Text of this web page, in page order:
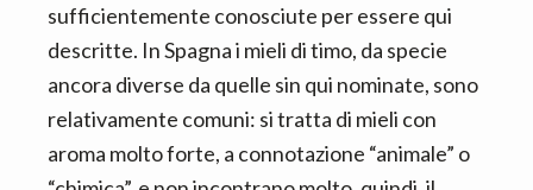
sufficientemente conosciute per essere qui
descritte. In Spagna i mieli di timo, da specie
ancora diverse da quelle sin qui nominate, sono
relativamente comuni: si tratta di mieli con
aroma molto forte, a connotazione “animale” o